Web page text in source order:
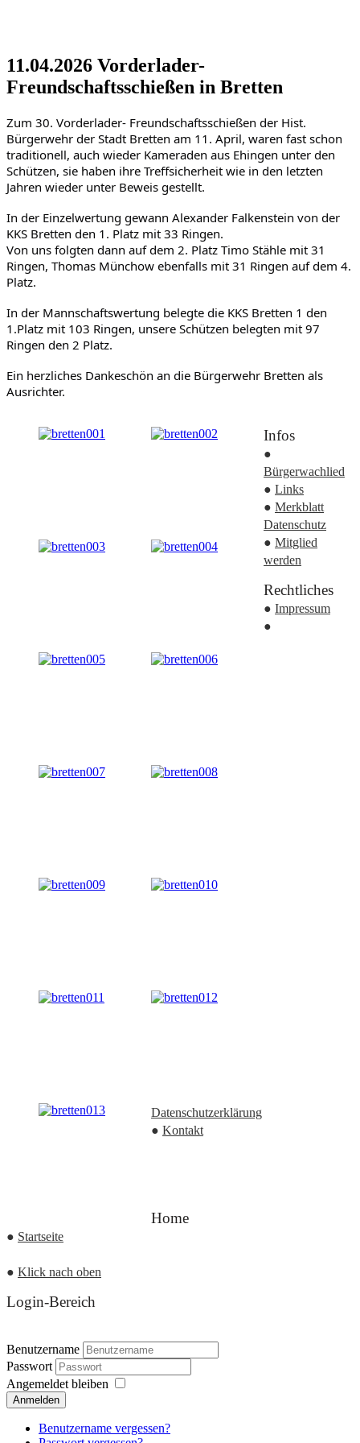
11.04.2026 Vorderlader-
Freundschaftsschießen in Bretten
Zum 30. Vorderlader- Freundschaftsschießen der Hist.
Bürgerwehr der Stadt Bretten am 11. April, waren fast schon
traditionell, auch wieder Kameraden aus Ehingen unter den
Schützen, sie haben ihre Treffsicherheit wie in den letzten
Jahren wieder unter Beweis gestellt.
In der Einzelwertung gewann Alexander Falkenstein von der
KKS Bretten den 1. Platz mit 33 Ringen.
Von uns folgten dann auf dem 2. Platz Timo Stähle mit 31
Ringen, Thomas Münchow ebenfalls mit 31 Ringen auf dem 4.
Platz.
In der Mannschaftswertung belegte die KKS Bretten 1 den
1.Platz mit 103 Ringen, unsere Schützen belegten mit 97
Ringen den 2 Platz.
Ein herzliches Dankeschön an die Bürgerwehr Bretten als
Ausrichter.
Infos
●
Bürgerwachlied
● Links
● Merkblatt
Datenschutz
● Mitglied
werden
Rechtliches
● Impressum
●
Datenschutzerklärung
● Kontakt
Home
● Startseite
● Klick nach oben
Login-Bereich
Benutzername
Passwort
Angemeldet bleiben
Anmelden
Benutzername vergessen?